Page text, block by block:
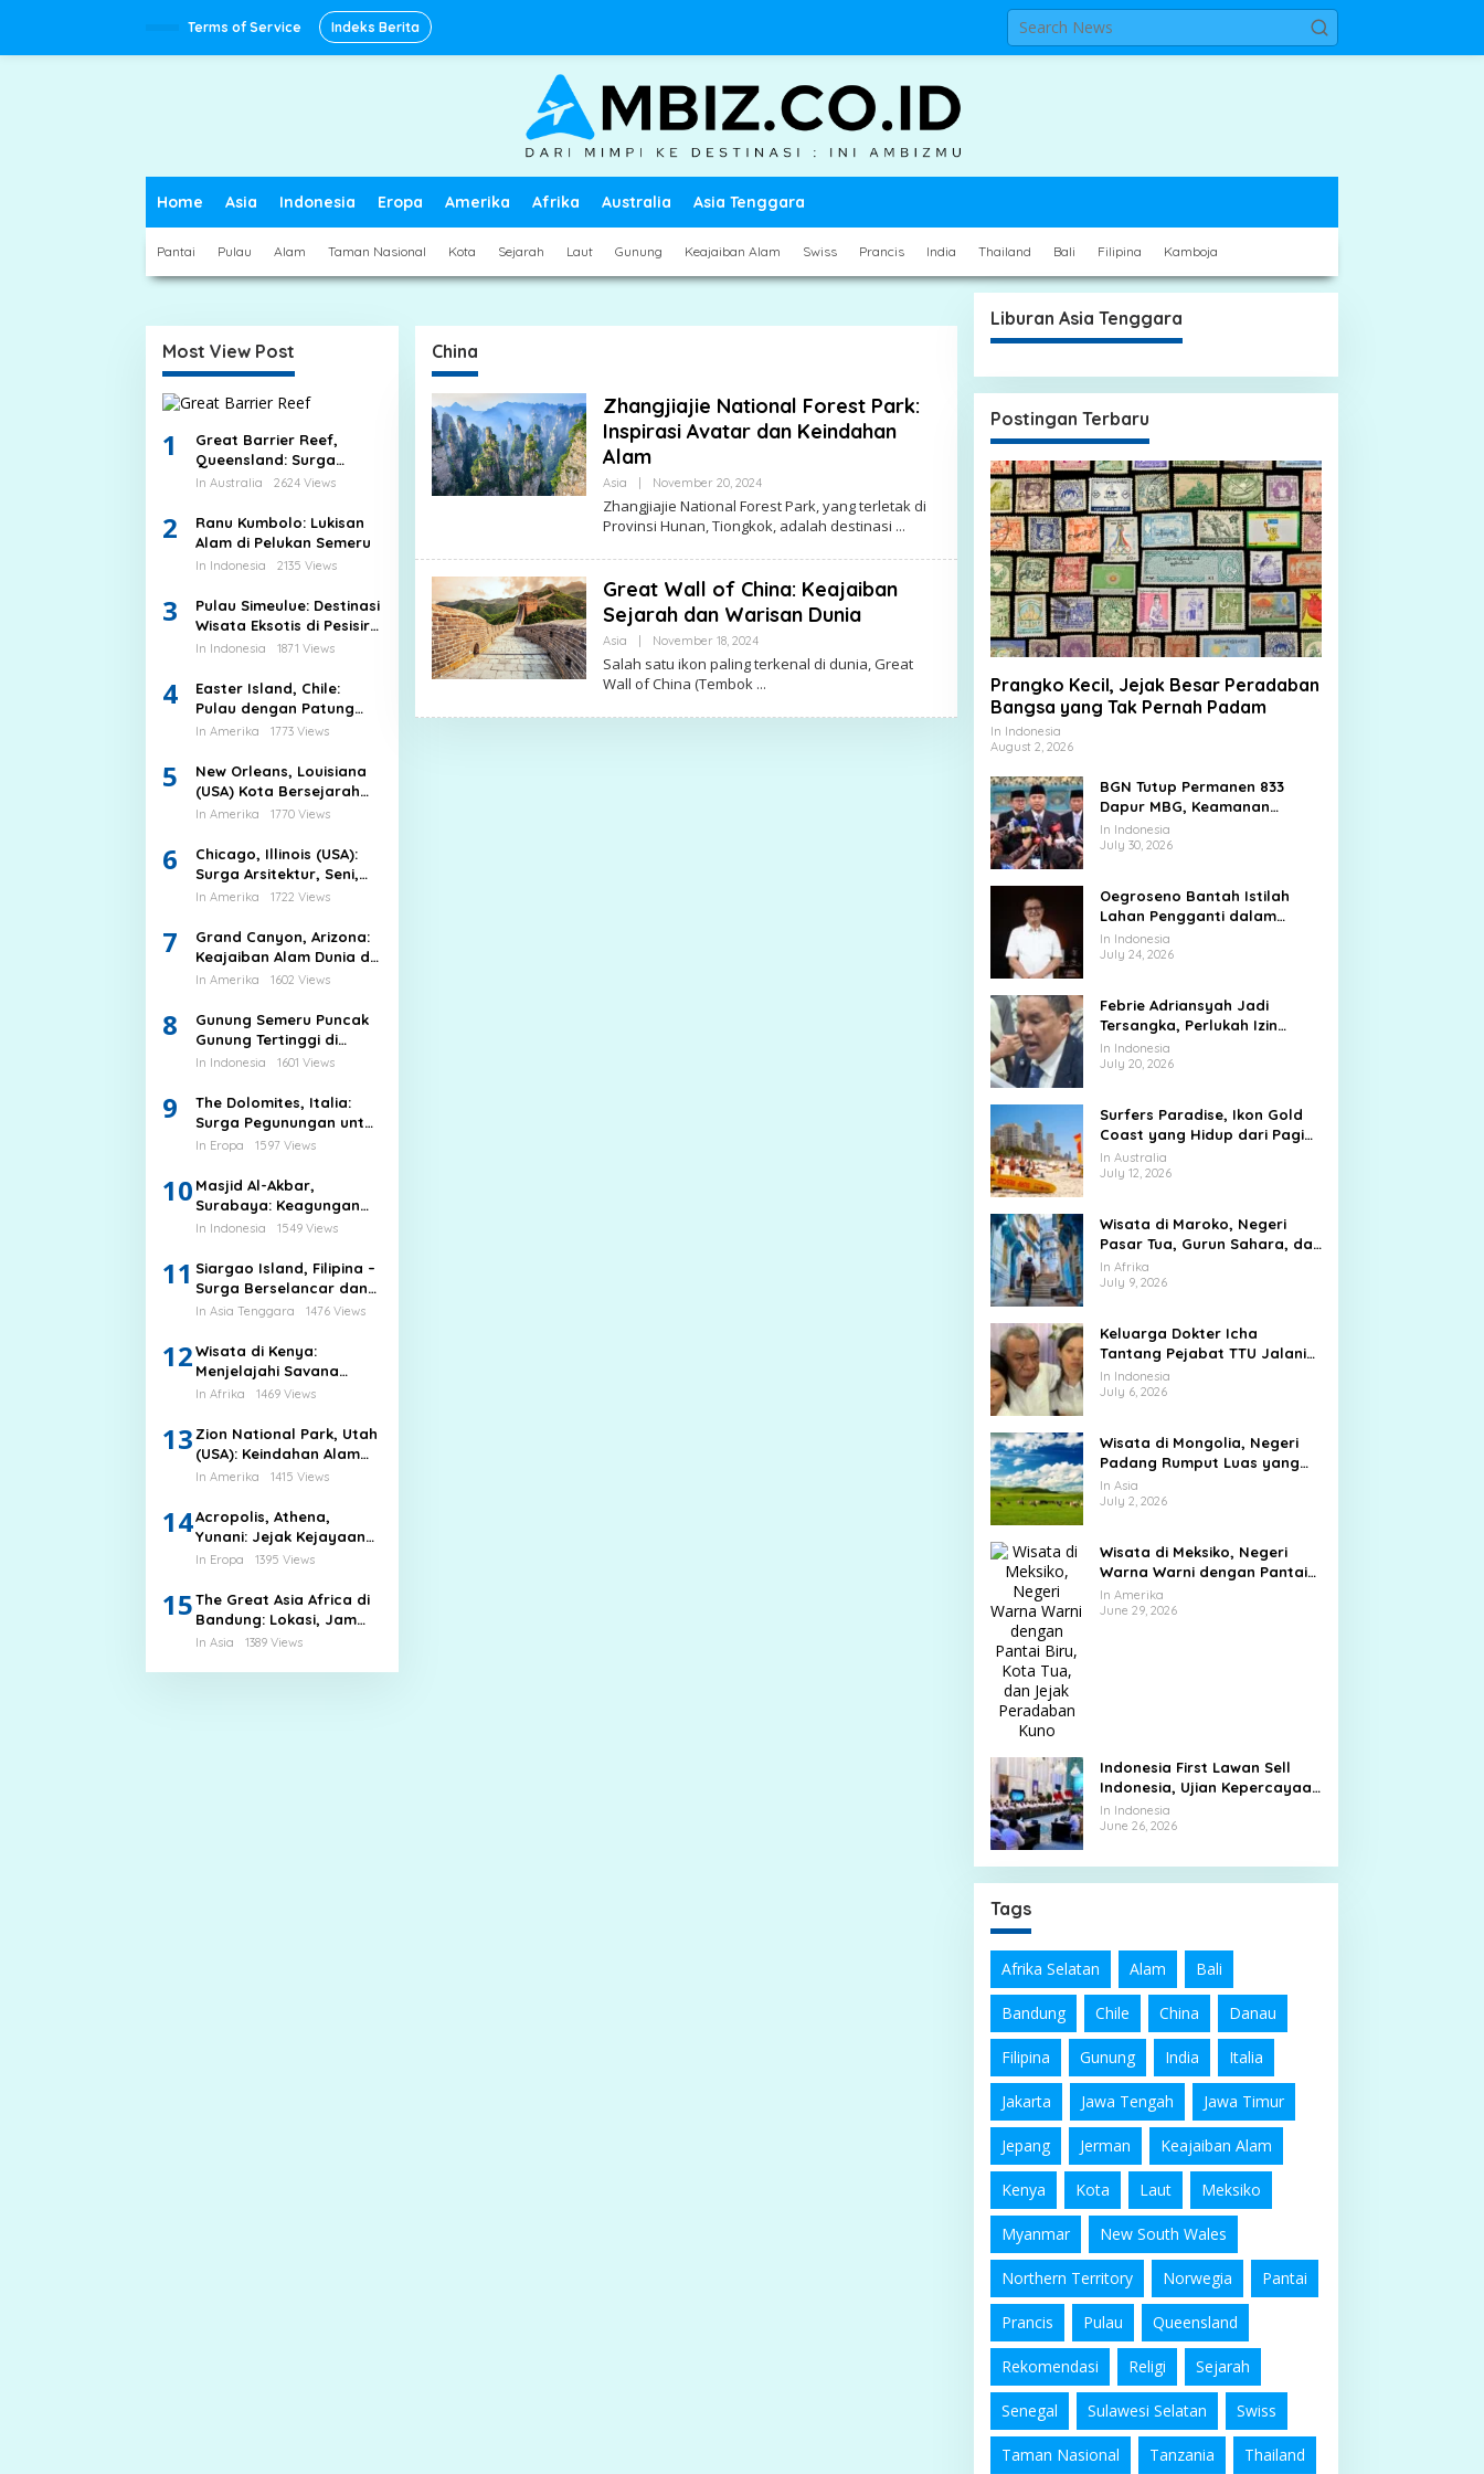
Terms of Service Indeks Berita
Home Asia Indonesia Eropa Amerika Afrika Australia Asia Tenggara
Pantai Pulau Alam Taman Nasional Kota Sejarah Laut Gunung Keajaiban Alam Swiss Prancis India Thailand Bali Filipina Kamboja
Most View Post
1
Great Barrier Reef,
Queensland: Surga
Bawah Laut Terbesar di
In Australia 2624 Views
2
Ranu Kumbolo: Lukisan
Alam di Pelukan Semeru
In Indonesia 2135 Views
3
Pulau Simeulue: Destinasi
Wisata Eksotis di Pesisir
Barat Aceh
In Indonesia 1871 Views
4
Easter Island, Chile:
Pulau dengan Patung
Batu Moai yang
In Amerika 1773 Views
5
New Orleans, Louisiana
(USA) Kota Bersejarah
dengan Pengaruh
In Amerika 1770 Views
6
Chicago, Illinois (USA):
Surga Arsitektur, Seni,
dan Keindahan Taman
In Amerika 1722 Views
7
Grand Canyon, Arizona:
Keajaiban Alam Dunia di
Amerika Serikat
In Amerika 1602 Views
8
Gunung Semeru Puncak
Gunung Tertinggi di
Pulau Jawa
In Indonesia 1601 Views
9
The Dolomites, Italia:
Surga Pegunungan untuk
Hiking dan Ski
In Eropa 1597 Views
10 Masjid Al-Akbar,
Surabaya: Keagungan
Arsitektur dan
Pahlawan
In Indonesia 1549 Views
11 Siargao Island, Filipina –
Surga Berselancar dan
Pantai Alami yang
In Asia Tenggara 1476 Views
12Wisata di Kenya:
Menjelajahi Savana
Afrika, Budaya Suku
Eksotis
In Afrika 1469 Views
13Zion National Park, Utah
(USA): Keindahan Alam
yang Megah
In Amerika 1415 Views
14Acropolis, Athena,
Yunani: Jejak Kejayaan
Peradaban Kuno
In Eropa 1395 Views
15The Great Asia Africa di
Bandung: Lokasi, Jam
Buka, dan Tiket Masuk
In Asia 1389 Views
China
Zhangjiajie National Forest Park:
Inspirasi Avatar dan Keindahan
Alam
Asia November 20, 2024By
Zhangjiajie National Forest Park, yang terletak di
Provinsi Hunan, Tiongkok, adalah destinasi
Great Wall of China: Keajaiban
Sejarah dan Warisan Dunia
Asia November 18, 2024By
Salah satu ikon paling terkenal di dunia, Great
Wall of China (Tembok
Liburan Asia Tenggara
Postingan Terbaru
Prangko Kecil, Jejak Besar Peradaban
Bangsa yang Tak Pernah Padam
In Indonesia
August 2, 2026
BGN Tutup Permanen 833
Dapur MBG, Keamanan
Pangan Jadi Ujian Besar
In Indonesia
July 30, 2026
Oegroseno Bantah Istilah
Lahan Pengganti dalam
Pembelian Tanah Lembang
In Indonesia
July 24, 2026
Febrie Adriansyah Jadi
Tersangka, Perlukah Izin
Presiden?
In Indonesia
July 20, 2026
Surfers Paradise, Ikon Gold
Coast yang Hidup dari Pagi
hingga Malam
In Australia
July 12, 2026
Wisata di Maroko, Negeri
Pasar Tua, Gurun Sahara, dan
Kota Biru yang Memikat
In Afrika
July 9, 2026
Keluarga Dokter Icha
Tantang Pejabat TTU Jalani
Sumpah Adat
In Indonesia
July 6, 2026
Wisata di Mongolia, Negeri
Padang Rumput Luas yang
Membuat Langit Terasa Lebih
Dekat
In Asia
July 2, 2026
Wisata di Meksiko, Negeri
Warna Warni dengan Pantai
Biru, Kota Tua, dan Jejak
Peradaban Kuno
In Amerika
June 29, 2026
Indonesia First Lawan Sell
Indonesia, Ujian Kepercayaan
di Tengah Tekanan Pasar
In Indonesia
June 26, 2026
Tags
Afrika Selatan Alam Bali
Bandung Chile China Danau
Filipina Gunung India Italia
Jakarta Jawa Tengah Jawa Timur
Jepang Jerman Keajaiban Alam
Kenya Kota Laut Meksiko
Myanmar New South Wales
Northern Territory Norwegia Pantai
Prancis Pulau Queensland
Rekomendasi Religi Sejarah
Senegal Sulawesi Selatan Swiss
Taman Nasional Tanzania Thailand